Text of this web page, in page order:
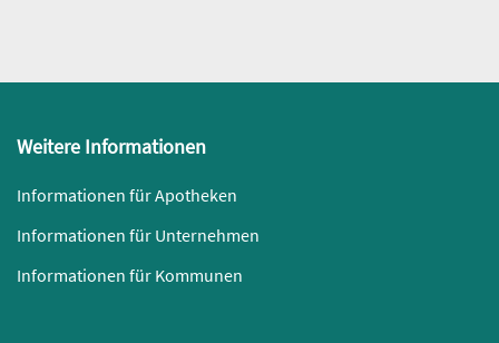
Weitere Informationen
Informationen für Apotheken
Informationen für Unternehmen
Informationen für Kommunen